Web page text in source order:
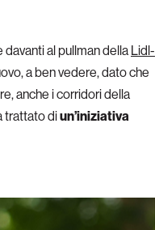
al pullman della Lidl-
a ben vedere, dato che
anche i corridori della
trattato diun’iniziativa